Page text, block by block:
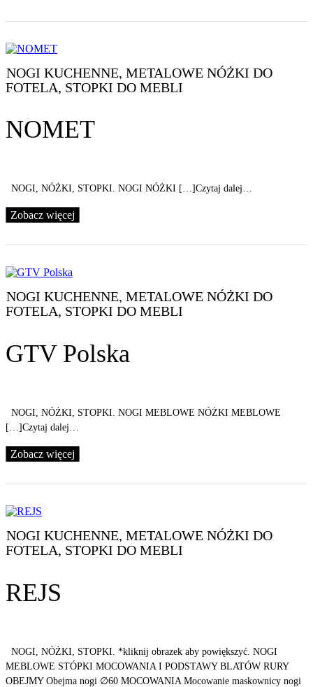
NOGI KUCHENNE, METALOWE NÓŻKI DO
FOTELA, STOPKI DO MEBLI
NOMET
NOGI, NÓŻKI, STOPKI. NOGI NÓŻKI […]Czytaj dalej…
Zobacz więcej
NOGI KUCHENNE, METALOWE NÓŻKI DO
FOTELA, STOPKI DO MEBLI
GTV Polska
NOGI, NÓŻKI, STOPKI. NOGI MEBLOWE NÓŻKI MEBLOWE
[…]Czytaj dalej…
Zobacz więcej
NOGI KUCHENNE, METALOWE NÓŻKI DO
FOTELA, STOPKI DO MEBLI
REJS
NOGI, NÓŻKI, STOPKI. *kliknij obrazek aby powiększyć. NOGI
MEBLOWE STÓPKI MOCOWANIA I PODSTAWY BLATÓW RURY
OBEJMY Obejma nogi ∅60 MOCOWANIA Mocowanie maskownicy nogi